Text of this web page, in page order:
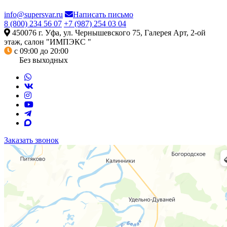
info@supersvar.ru
Написать письмо
8 (800) 234 56 07 +7 (987) 254 03 04
450076 г. Уфа, ул. Чернышевского 75, Галерея Арт, 2-ой
этаж, салон "ИМПЭКС "
с 09:00 до 20:00
Без выходных
Заказать звонок